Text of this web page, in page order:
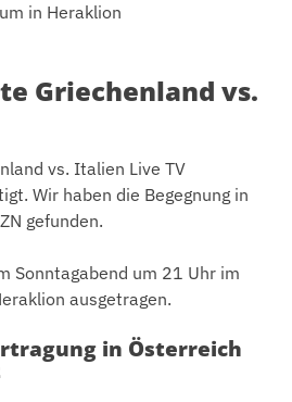
in Heraklion
Griechenland vs.
vs. Italien Live TV
Wir haben die Begegnung in
gefunden.
Sonntagabend um 21 Uhr im
ausgetragen.
in Österreich